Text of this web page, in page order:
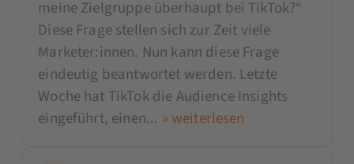
meine Zielgruppe überhaupt bei TikTok?“
Diese Frage stellen sich zur Zeit viele
Marketer:innen. Nun kann diese Frage
eindeutig beantwortet werden. Letzte
Woche hat TikTok die Audience Insights
eingeführt, einen... » weiterlesen